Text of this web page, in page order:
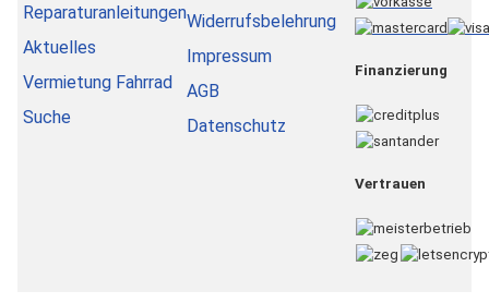
Reparaturanleitungen
Aktuelles
Vermietung Fahrrad
Suche
Widerrufsbelehrung
Impressum
AGB
Datenschutz
Finanzierung
Vertrauen